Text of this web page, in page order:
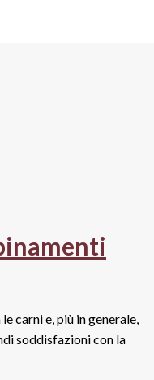
carni e, più in generale,
soddisfazioni con la